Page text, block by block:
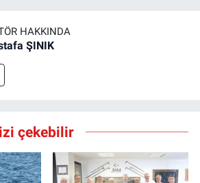
HAKKINDA
ŞINIK
çekebilir